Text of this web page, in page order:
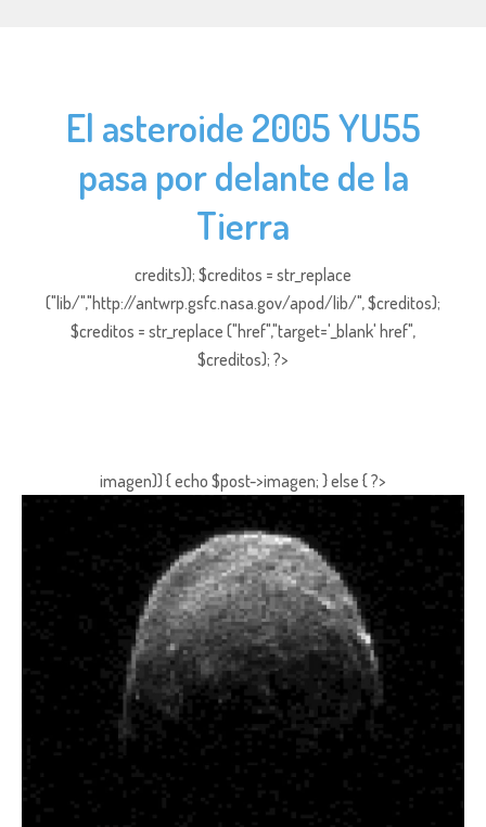
El asteroide 2005 YU55
pasa por delante de la
Tierra
credits)); $creditos = str_replace
("lib/","http://antwrp.gsfc.nasa.gov/apod/lib/", $creditos);
$creditos = str_replace ("href","target='_blank' href",
$creditos); ?>
imagen)) { echo $post->imagen; } else { ?>